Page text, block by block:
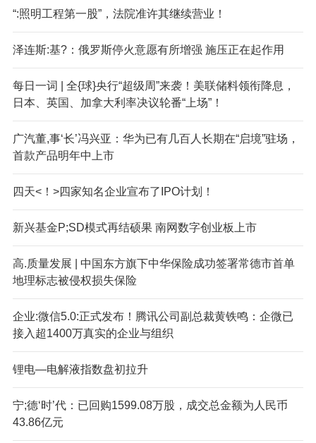
“:照明工程第一股”，法院准许其继续营业！
泽连斯:基?：俄罗斯停火意愿有所增强 施压正在起作用
每日一词 | 全{球}央行“超级周”来袭！美联储料领衔降息，
日本、英国、加拿大利率决议轮番“上场”！
广汽董,事‘长’冯兴亚：华为已有几百人长期在“启境”驻场，
首款产品明年中上市
四天<！>四家知名企业宣布了IPO计划！
新兴基金P;SD模式再结硕果 南网数字创业板上市
高.质量发展 | 中国东方旗下中华保险成功签署常德市首单
地理标志被侵权损失保险
企业:微信5.0:正式发布！腾讯公司副总裁黄铁鸣：企微已
接入超1400万真实的企业与组织
锂电—电解液指数盘初拉升
宁;德‘时’代：已回购1599.08万股，成交总金额为人民币
43.86亿元